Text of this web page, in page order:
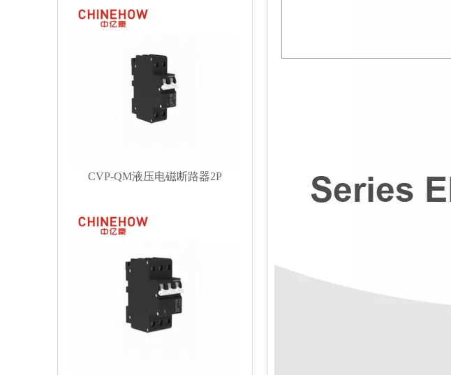
CVP-QM液压电磁断路器2P